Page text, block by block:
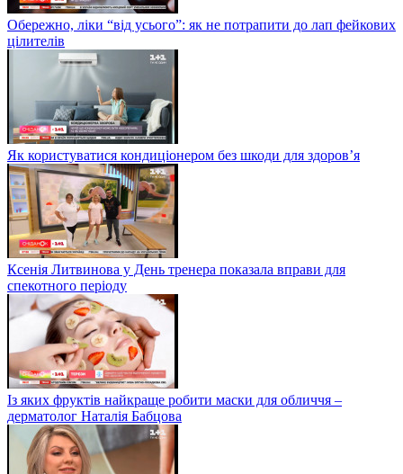
Обережно, ліки “від усього”: як не потрапити до лап фейкових
цілителів
Як користуватися кондиціонером без шкоди для здоров’я
Ксенія Литвинова у День тренера показала вправи для
спекотного періоду
Із яких фруктів найкраще робити маски для обличчя –
дерматолог Наталія Бабцова